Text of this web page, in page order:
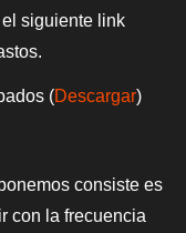
siguiente link
(Descargar)
consiste es
con la frecuencia